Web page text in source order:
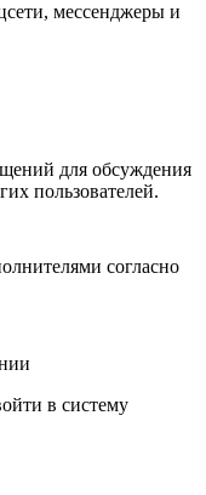
мессенджеры и
для обсуждения
пользователей.
согласно
в систему